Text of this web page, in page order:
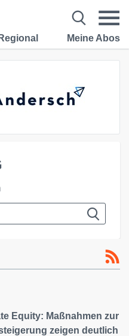
Regional Meine Abos
Equity: Maßnahmen zur
zeigen deutlich